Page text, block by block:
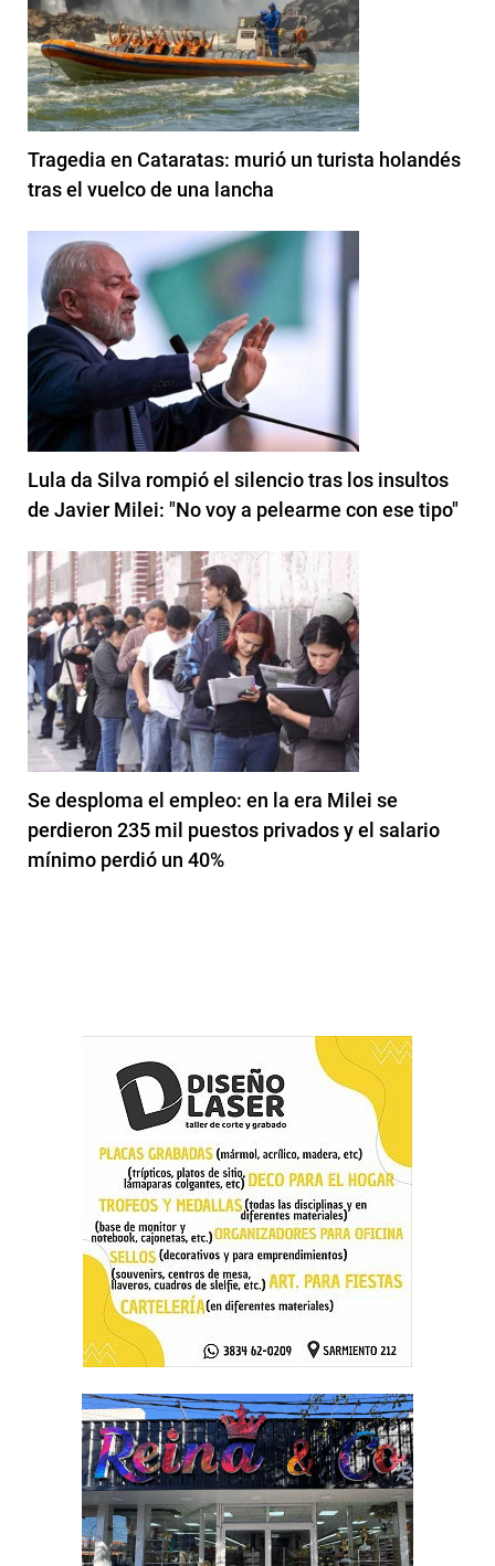
Tragedia en Cataratas: murió un turista holandés
tras el vuelco de una lancha
Lula da Silva rompió el silencio tras los insultos
de Javier Milei: "No voy a pelearme con ese tipo"
Se desploma el empleo: en la era Milei se
perdieron 235 mil puestos privados y el salario
mínimo perdió un 40%